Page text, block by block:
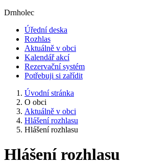
Drnholec
Úřední deska
Rozhlas
Aktuálně v obci
Kalendář akcí
Rezervační systém
Potřebuji si zařídit
Úvodní stránka
O obci
Aktuálně v obci
Hlášení rozhlasu
Hlášení rozhlasu
Hlášení rozhlasu